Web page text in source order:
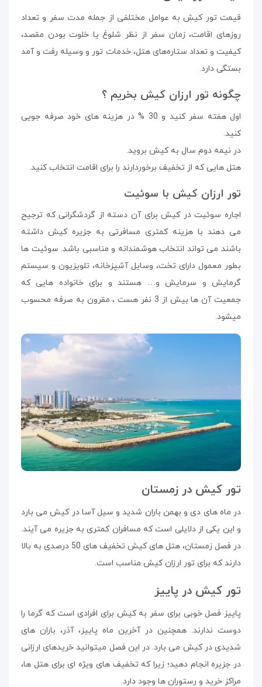
قیمت تور کیش به عوامل مختلفی از جمله مدت سفر و تعداد
روزهای اقامت، زمان سفر از نظر شلوغ یا خلوت بودن مقصد،
کیفیت و تعداد ستاره‌های هتل، خدمات تور و وسیله رفت و آمد
بستگی دارد.
چگونه تور ارزان کیش بخریم ؟
اول هفته سفر کنید و 30 % در هزینه های خود صرفه جویی
کنید.
در نیمه دوم سال به کیش بروید.
هتل هایی که از تخفیف برخوردارند را برای اقامت انتخاب کنید.
تور ارزان کیش با سوئیت
اجاره سوئیت در کیش برای آن دسته از گردشگرانی که ترجیح
می دهند با هزینه کمتری مسافرتی به جزیره کیش داشته
باشند می ‌تواند انتخاب هوشمندانه و مناسبی باشد. سوئیت ها
بطور معمول دارای تخت، وسایل آشپزخانه، تلویزیون و سیستم
گرمایش و سرمایش و… هستند و برای خانواده هایی که
جمعیت آن ها بیش از 3 نفر هست ، مقرون به صرفه محسوب
میشود.
تور کیش در زمستان
در ماه های دی و بهمن باران شدید و سیل آسا در کیش می بارد
و این یکی از دلایلی است که مسافران کمتری به جزیره می آیند.
در فصل زمستان، هتل های کیش تخفیف های 50 درصدی به بالا
دارند که برای تور ارزان کیش مناسب است.
تور کیش در پاییز
پاییز فصل خوبی برای سفر به کیش برای افرادی است که گرما را
دوست ندارند. همچنین در آخرین ماه پاییز، آذر، باران های
شدیدی در کیش می بارد. در این فصل میتوانید خریدهای ارزانی
در جزیره انجام دهید؛ زیرا که تخفیف های ویژه ای برای هتل ها،
مراکز خرید و رستوران ها وجود دارد.